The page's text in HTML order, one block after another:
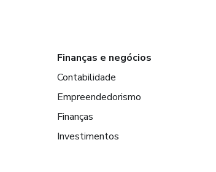
Finanças e negócios
Contabilidade
Empreendedorismo
Finanças
Investimentos